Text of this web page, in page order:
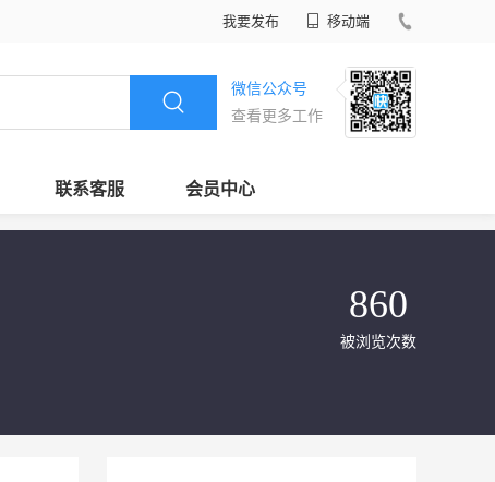
我要发布 移动端
微信公众号
查看更多工作
联系客服 会员中心
860
被浏览次数